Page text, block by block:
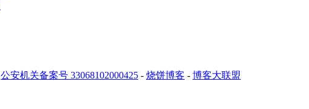
公安机关备案号 33068102000425 - 烧饼博客 - 博客大联盟